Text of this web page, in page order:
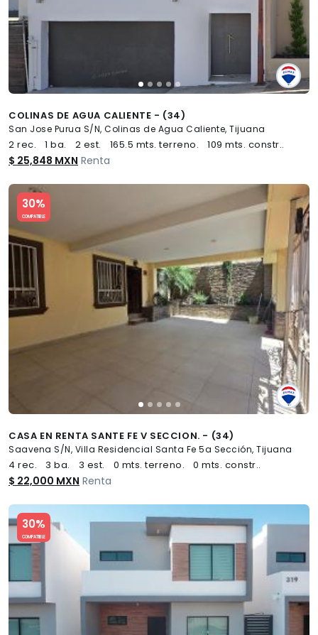
COLINAS DE AGUA CALIENTE - (34)
San Jose Purua S/N, Colinas de Agua Caliente, Tijuana
2 rec. 1 ba. 2 est. 165.5 mts. terreno. 109 mts. constr..
$ 25,848 MXN Renta
30%
COMPATIBLE
Slide 1 of 5
CASA EN RENTA SANTE FE V SECCION. - (34)
Saavena S/N, Villa Residencial Santa Fe 5a Sección, Tijuana
4 rec. 3 ba. 3 est. 0 mts. terreno. 0 mts. constr..
$ 22,000 MXN Renta
30%
COMPATIBLE
Slide 1 of 5